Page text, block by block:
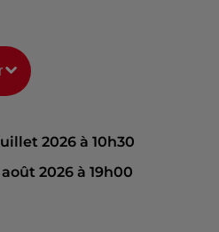
2026 à 10h30
2026 à 19h00